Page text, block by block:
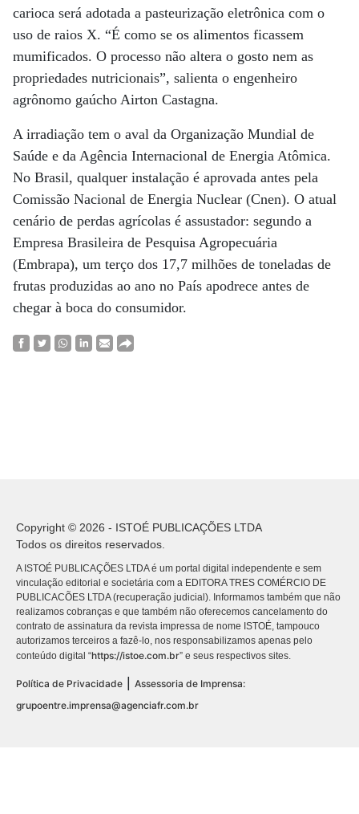
carioca será adotada a pasteurização eletrônica com o
uso de raios X. “É como se os alimentos ficassem
mumificados. O processo não altera o gosto nem as
propriedades nutricionais”, salienta o engenheiro
agrônomo gaúcho Airton Castagna.
A irradiação tem o aval da Organização Mundial de
Saúde e da Agência Internacional de Energia Atômica.
No Brasil, qualquer instalação é aprovada antes pela
Comissão Nacional de Energia Nuclear (Cnen). O atual
cenário de perdas agrícolas é assustador: segundo a
Empresa Brasileira de Pesquisa Agropecuária
(Embrapa), um terço dos 17,7 milhões de toneladas de
frutas produzidas ao ano no País apodrece antes de
chegar à boca do consumidor.
Copyright © 2026 - ISTOÉ PUBLICAÇÕES LTDA
Todos os direitos reservados.
A ISTOÉ PUBLICAÇÕES LTDA é um portal digital independente e sem
vinculação editorial e societária com a EDITORA TRES COMÉRCIO DE
PUBLICACÕES LTDA (recuperação judicial). Informamos também que não
realizamos cobranças e que também não oferecemos cancelamento do
contrato de assinatura da revista impressa de nome ISTOÉ, tampouco
autorizamos terceiros a fazê-lo, nos responsabilizamos apenas pelo
conteúdo digital “https://istoe.com.br” e seus respectivos sites.
Política de Privacidade
Assessoria de Imprensa:
grupoentre.imprensa@agenciafr.com.br